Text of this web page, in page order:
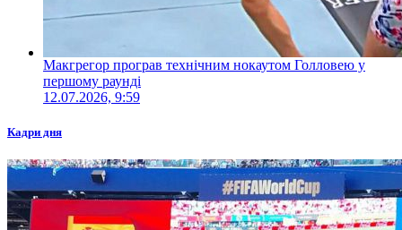
Макгрегор програв технічним нокаутом Голловею у
першому раунді
12.07.2026, 9:59
Кадри дня